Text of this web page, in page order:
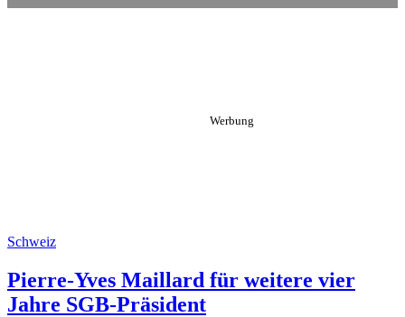
Schweiz
Pierre-Yves Maillard für weitere vier
Jahre SGB-Präsident